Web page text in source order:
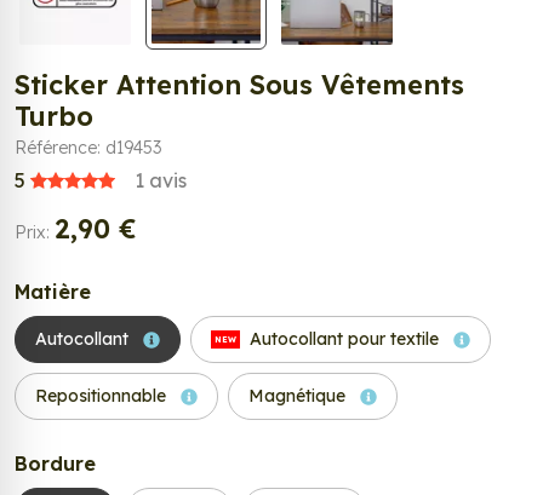
Sticker Attention Sous Vêtements
Turbo
Référence: d19453
5 1 avis
Prix: 2,90 €
Matière
Autocollant NEW Autocollant pour textile
Repositionnable Magnétique
Bordure